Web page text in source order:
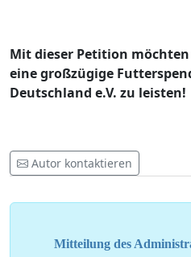
Mit dieser Petition
eine großzügige
Deutschland e.V. zu leisten!
Autor kontaktieren
Mitteilung des